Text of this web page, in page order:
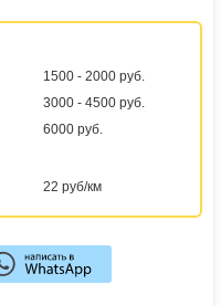
1500 - 2000 руб.
3000 - 4500 руб.
6000 руб.
22 руб/км